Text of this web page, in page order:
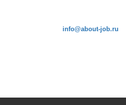
info@about-job.ru